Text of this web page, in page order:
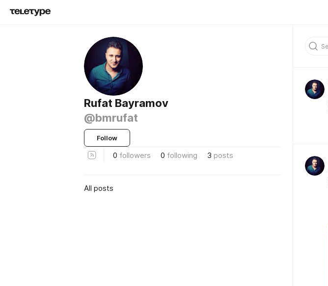
Rufat Bayramov
@bmrufat
Follow
0 followers 0 following 3 posts
All posts